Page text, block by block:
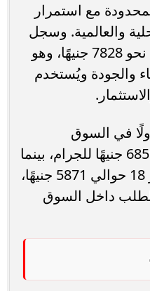
مع استمرار
والعالمية. وسجل
سعر جرام الذهب عيار 24 نحو 7828 جنيهًا، وهو
والجودة ويُستخدم
تداولًا في السوق
المصري، فقد سجل نحو 6850 جنيهًا للجرام، بينما
بلغ سعر جرام الذهب عيار 18 حوالي 5871 جنيهًا،
داخل السوق